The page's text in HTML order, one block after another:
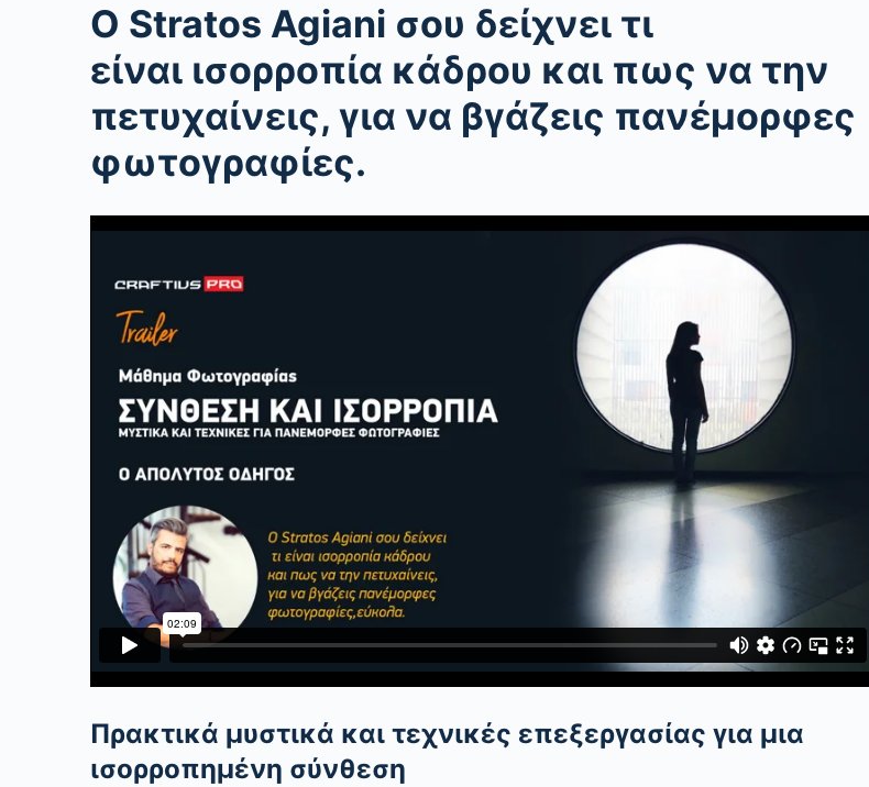
Ο Stratos Agiani σου δείχνει τι
είναι ισορροπία κάδρου και πως να την
πετυχαίνεις, για να βγάζεις πανέμορφες
φωτογραφίες.
Πρακτικά μυστικά και τεχνικές επεξεργασίας για μια
ισορροπημένη σύνθεση